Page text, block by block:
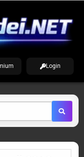
Login